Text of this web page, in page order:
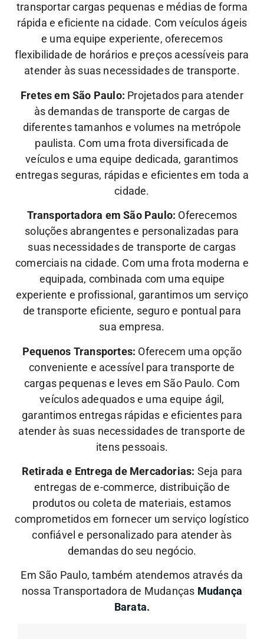
transportar cargas pequenas e médias de forma
rápida e eficiente na cidade. Com veículos ágeis
e uma equipe experiente, oferecemos
flexibilidade de horários e preços acessíveis para
atender às suas necessidades de transporte.
Fretes em São Paulo: Projetados para atender
às demandas de transporte de cargas de
diferentes tamanhos e volumes na metrópole
paulista. Com uma frota diversificada de
veículos e uma equipe dedicada, garantimos
entregas seguras, rápidas e eficientes em toda a
cidade.
Transportadora em São Paulo: Oferecemos
soluções abrangentes e personalizadas para
suas necessidades de transporte de cargas
comerciais na cidade. Com uma frota moderna e
equipada, combinada com uma equipe
experiente e profissional, garantimos um serviço
de transporte eficiente, seguro e pontual para
sua empresa.
Pequenos Transportes: Oferecem uma opção
conveniente e acessível para transporte de
cargas pequenas e leves em São Paulo. Com
veículos adequados e uma equipe ágil,
garantimos entregas rápidas e eficientes para
atender às suas necessidades de transporte de
itens pessoais.
Retirada e Entrega de Mercadorias: Seja para
entregas de e-commerce, distribuição de
produtos ou coleta de materiais, estamos
comprometidos em fornecer um serviço logístico
confiável e personalizado para atender às
demandas do seu negócio.
Em São Paulo, também atendemos através da
nossa Transportadora de Mudanças Mudança
Barata.